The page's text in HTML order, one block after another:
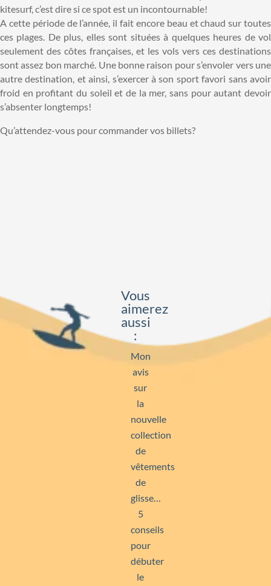
kitesurf, c’est dire si ce spot est un incontournable!
A cette période de l’année, il fait encore beau et chaud sur toutes
ces plages. De plus, elles sont situées à quelques heures de vol
seulement des côtes françaises, et les vols vers ces destinations
sont assez bon marché. Une bonne raison pour s’envoler vers une
autre destination, et ainsi, s’exercer à son sport favori sans avoir
froid en profitant du soleil et de la mer, sans pour autant devoir
s’absenter longtemps!
Qu’attendez-vous pour commander vos billets?
Vous
aimerez
aussi
:
Mon
avis
sur
la
nouvelle
collection
de
vêtements
de
glisse…
5
conseils
pour
débuter
le